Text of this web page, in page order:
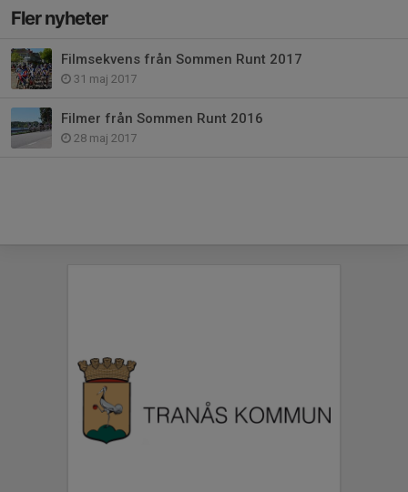
Fler nyheter
Filmsekvens från Sommen Runt 2017
31 maj 2017
Filmer från Sommen Runt 2016
28 maj 2017